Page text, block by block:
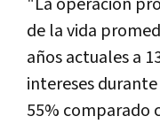
de la vida
años actuales a
intereses
55% comparado